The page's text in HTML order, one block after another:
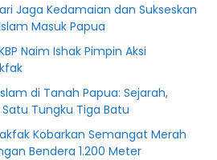
Jaga Kedamaian dan Sukseskan
Masuk Papua
Naim Ishak Pimpin Aksi
di Tanah Papua: Sejarah,
Tungku Tiga Batu
Kobarkan Semangat Merah
Bendera 1.200 Meter